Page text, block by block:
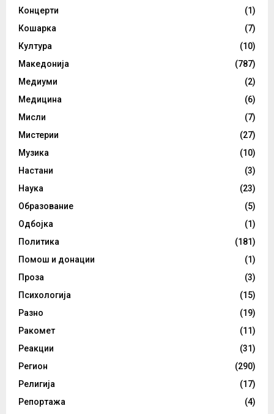
Концерти
(1)
Кошарка
(7)
Култура
(10)
Македонија
(787)
Медиуми
(2)
Медицина
(6)
Мисли
(7)
Мистерии
(27)
Музика
(10)
Настани
(3)
Наука
(23)
Образование
(5)
Одбојка
(1)
Политика
(181)
Помош и донации
(1)
Проза
(3)
Психологија
(15)
Разно
(19)
Ракомет
(11)
Реакции
(31)
Регион
(290)
Религија
(17)
Репортажа
(4)